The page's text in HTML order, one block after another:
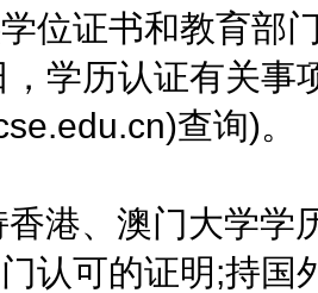
位证书和教育部
，学历认证有关事
查询)。
、澳门大学学
认可的证明;持国